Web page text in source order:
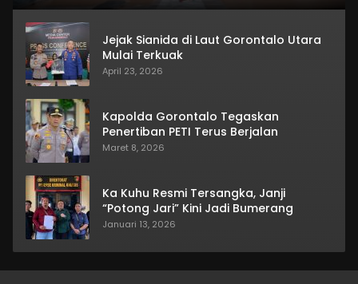
Jejak Sianida di Laut Gorontalo Utara
Mulai Terkuak
April 23, 2026
Kapolda Gorontalo Tegaskan
Penertiban PETI Terus Berjalan
Maret 8, 2026
Ka Kuhu Resmi Tersangka, Janji
“Potong Jari” Kini Jadi Bumerang
Januari 13, 2026